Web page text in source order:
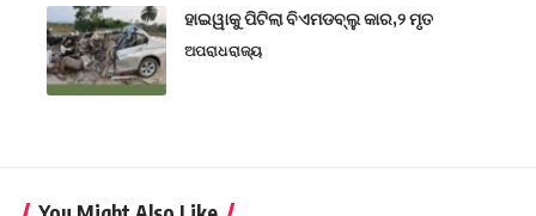
ହାଇୱାକୁ ପିଟିଲା ବିଏମଡବ୍ଲୁ କାର,୨ ମୃତ
ଅପରାଧରାଜ୍ୟ